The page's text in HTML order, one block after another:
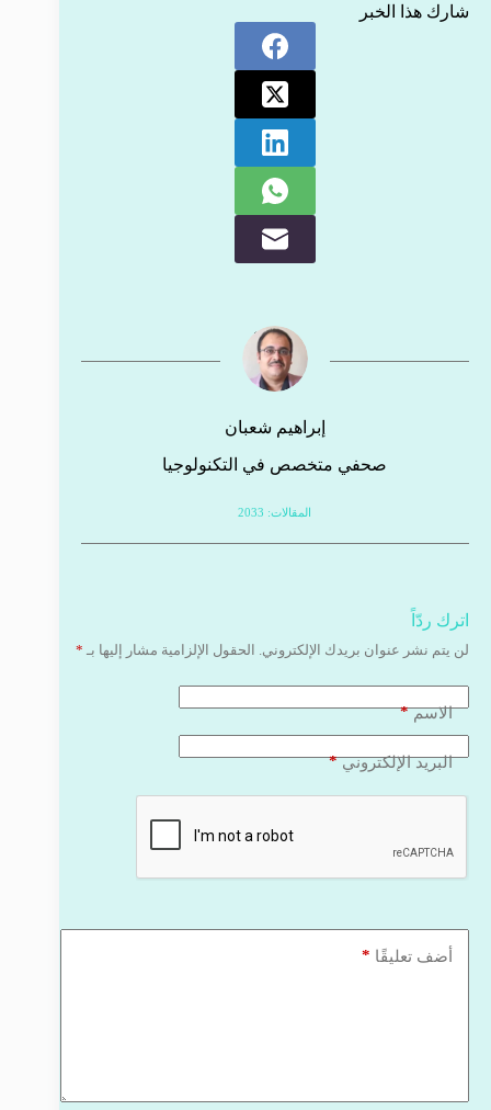
شارك هذا الخبر
إبراهيم شعبان
صحفي متخصص في التكنولوجيا
المقالات: 2033
اترك ردّاً
لن يتم نشر عنوان بريدك الإلكتروني. الحقول الإلزامية مشار إليها بـ *
الاسم*
البريد الإلكتروني*
أضف تعليقًا *